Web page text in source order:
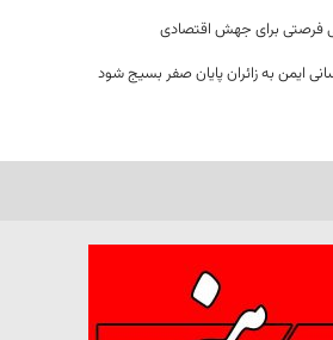
فرصتی برای جهش اقتصادی
ایمن به زائران پایان صفر بسیج شود